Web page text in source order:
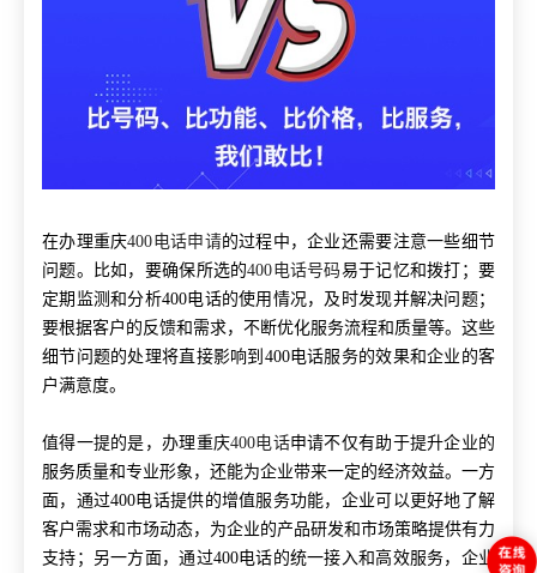
在办理重庆400电话申请的过程中，企业还需要注意一些细节
问题。比如，要确保所选的400电话号码易于记忆和拨打；要
定期监测和分析400电话的使用情况，及时发现并解决问题；
要根据客户的反馈和需求，不断优化服务流程和质量等。这些
细节问题的处理将直接影响到400电话服务的效果和企业的客
户满意度。
值得一提的是，办理重庆400电话申请不仅有助于提升企业的
服务质量和专业形象，还能为企业带来一定的经济效益。一方
面，通过400电话提供的增值服务功能，企业可以更好地了解
客户需求和市场动态，为企业的产品研发和市场策略提供有力
支持；另一方面，通过400电话的统一接入和高效服务，企业